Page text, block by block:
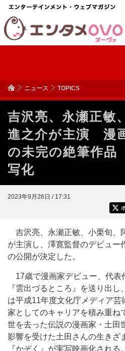
ニュース TOPICS
吉沢亮、永瀬正敏
進之介が主演 漫
の未完の絶筆作品
写化
2023年9月26日 / 17:31
吉沢亮、永瀬正敏、小栗旬、
が主演し、澤寛監督のデビュー
の公開が決定した。
17歳で漫画家デビュー、代表
『雲出づるところ』を送り出
は平成11年度文化庁メディア
家としてのキャリアを積み重ね
世を去った伝説の漫画家・土田
影響を受けた土田さんの生きざ
『かぞく』が実写映画化される。